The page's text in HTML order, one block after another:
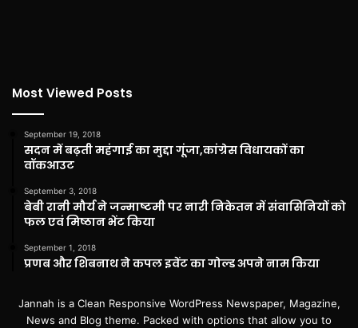
Most Viewed Posts
September 19, 2018
सदन में बढ़ती महंगाई का मुद्दा गूंजा,कांग्रेस विधायकों का
वॉकआउट
September 3, 2018
बेबी रानी मौर्य ने जन्माष्टमी पर नारी निकेतन में संवासिनियों को
फल एवं मिष्ठान भेंट किया
September 1, 2018
प्रणब और शिबनाथ ने कपल इवेंट का गोल्ड अपने नाम किया
Jannah is a Clean Responsive WordPress Newspaper, Magazine,
News and Blog theme. Packed with options that allow you to